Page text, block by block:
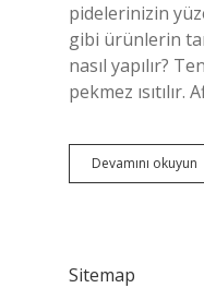
pidelerinizin
gibi ürünlerin
nasıl yapılır?
pekmez
Devamını okuyun
Sitemap